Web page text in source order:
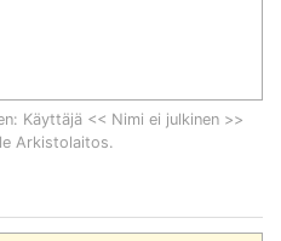
: Käyttäjä << Nimi ei julkinen >>
Arkistolaitos.